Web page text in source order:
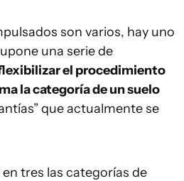
son varios, hay uno
una serie de
el procedimiento
la categoría de un suelo
que actualmente se
tres las categorías de